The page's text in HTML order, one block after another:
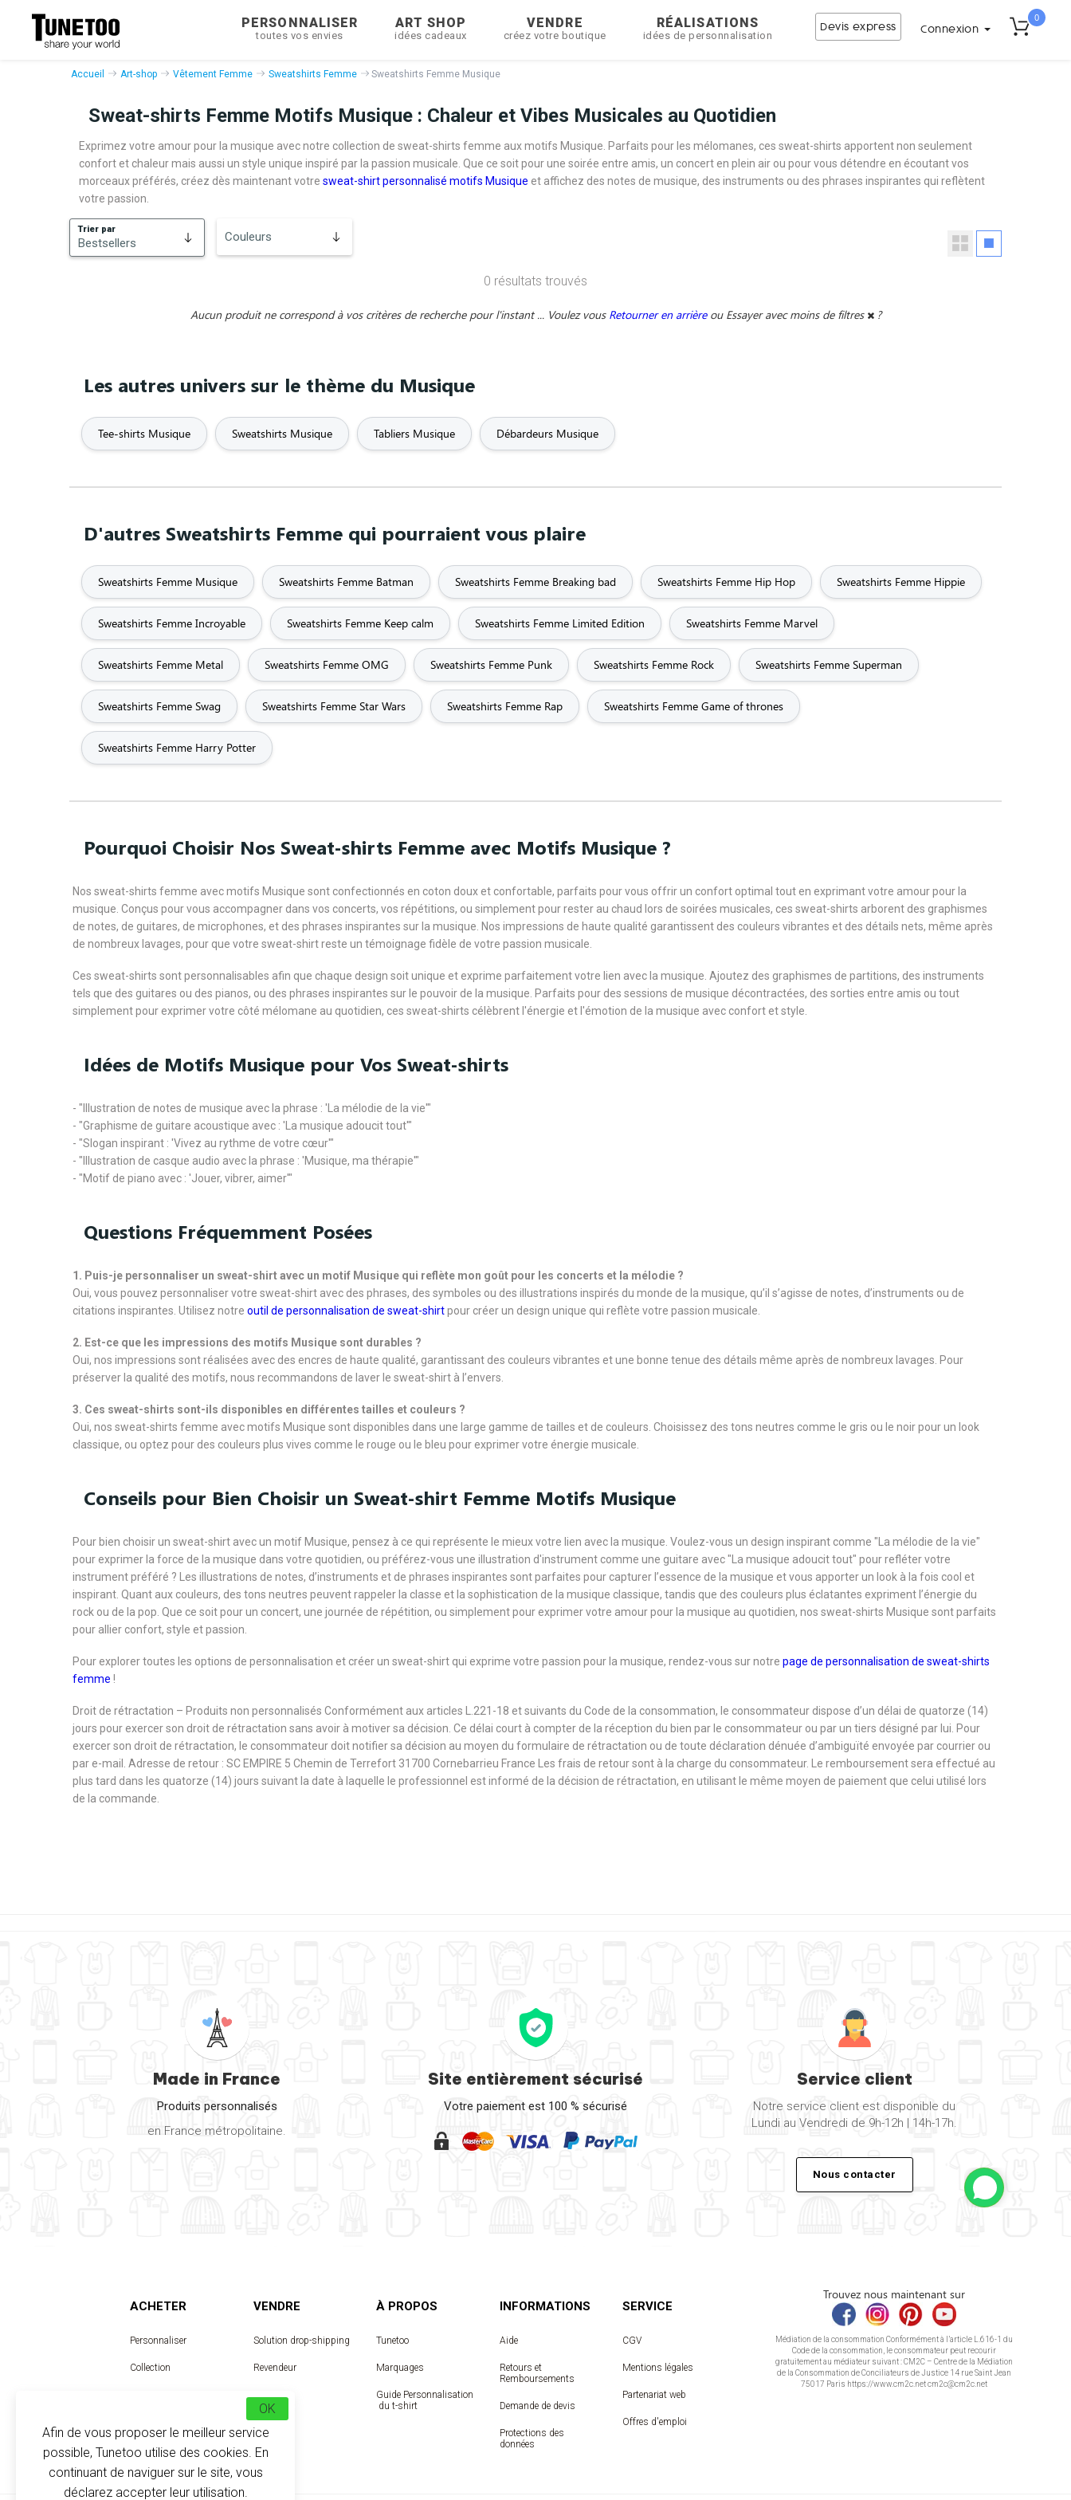
PERSONNALISER
toutes vos envies
ART SHOP
idées cadeaux
VENDRE
créez votre boutique
RÉALISATIONS
idées de personnalisation
Devis express Connexion
0
Accueil Art-shop Vêtement Femme Sweatshirts Femme Sweatshirts Femme Musique
Sweat-shirts Femme Motifs Musique : Chaleur et Vibes Musicales au Quotidien
Exprimez votre amour pour la musique avec notre collection de sweat-shirts femme aux motifs Musique. Parfaits pour les mélomanes, ces sweat-shirts apportent non seulement
confort et chaleur mais aussi un style unique inspiré par la passion musicale. Que ce soit pour une soirée entre amis, un concert en plein air ou pour vous détendre en écoutant vos
morceaux préférés, créez dès maintenant votre sweat-shirt personnalisé motifs Musique et affichez des notes de musique, des instruments ou des phrases inspirantes qui reflètent
votre passion.
Trier par
Bestsellers Couleurs
0 résultats trouvés
Aucun produit ne correspond à vos critères de recherche pour l'instant ... Voulez vous Retourner en arrière ou Essayer avec moins de filtres ?
Les autres univers sur le thème du Musique
Tee-shirts Musique Sweatshirts Musique Tabliers Musique Débardeurs Musique
D'autres Sweatshirts Femme qui pourraient vous plaire
Sweatshirts Femme Musique Sweatshirts Femme Batman Sweatshirts Femme Breaking bad Sweatshirts Femme Hip Hop Sweatshirts Femme Hippie
Sweatshirts Femme Incroyable Sweatshirts Femme Keep calm Sweatshirts Femme Limited Edition Sweatshirts Femme Marvel
Sweatshirts Femme Metal Sweatshirts Femme OMG Sweatshirts Femme Punk Sweatshirts Femme Rock Sweatshirts Femme Superman
Sweatshirts Femme Swag Sweatshirts Femme Star Wars Sweatshirts Femme Rap Sweatshirts Femme Game of thrones
Sweatshirts Femme Harry Potter
Pourquoi Choisir Nos Sweat-shirts Femme avec Motifs Musique ?
Nos sweat-shirts femme avec motifs Musique sont confectionnés en coton doux et confortable, parfaits pour vous offrir un confort optimal tout en exprimant votre amour pour la
musique. Conçus pour vous accompagner dans vos concerts, vos répétitions, ou simplement pour rester au chaud lors de soirées musicales, ces sweat-shirts arborent des graphismes
de notes, de guitares, de microphones, et des phrases inspirantes sur la musique. Nos impressions de haute qualité garantissent des couleurs vibrantes et des détails nets, même après
de nombreux lavages, pour que votre sweat-shirt reste un témoignage fidèle de votre passion musicale.
Ces sweat-shirts sont personnalisables afin que chaque design soit unique et exprime parfaitement votre lien avec la musique. Ajoutez des graphismes de partitions, des instruments
tels que des guitares ou des pianos, ou des phrases inspirantes sur le pouvoir de la musique. Parfaits pour des sessions de musique décontractées, des sorties entre amis ou tout
simplement pour exprimer votre côté mélomane au quotidien, ces sweat-shirts célèbrent l'énergie et l'émotion de la musique avec confort et style.
Idées de Motifs Musique pour Vos Sweat-shirts
- "Illustration de notes de musique avec la phrase : 'La mélodie de la vie'"
- "Graphisme de guitare acoustique avec : 'La musique adoucit tout'"
- "Slogan inspirant : 'Vivez au rythme de votre cœur'"
- "Illustration de casque audio avec la phrase : 'Musique, ma thérapie'"
- "Motif de piano avec : 'Jouer, vibrer, aimer'"
Questions Fréquemment Posées
1. Puis-je personnaliser un sweat-shirt avec un motif Musique qui reflète mon goût pour les concerts et la mélodie ?
Oui, vous pouvez personnaliser votre sweat-shirt avec des phrases, des symboles ou des illustrations inspirés du monde de la musique, qu’il s’agisse de notes, d’instruments ou de
citations inspirantes. Utilisez notre outil de personnalisation de sweat-shirtpour créer un design unique qui reflète votre passion musicale.
2. Est-ce que les impressions des motifs Musique sont durables ?
Oui, nos impressions sont réalisées avec des encres de haute qualité, garantissant des couleurs vibrantes et une bonne tenue des détails même après de nombreux lavages. Pour
préserver la qualité des motifs, nous recommandons de laver le sweat-shirt à l’envers.
3. Ces sweat-shirts sont-ils disponibles en différentes tailles et couleurs ?
Oui, nos sweat-shirts femme avec motifs Musique sont disponibles dans une large gamme de tailles et de couleurs. Choisissez des tons neutres comme le gris ou le noir pour un look
classique, ou optez pour des couleurs plus vives comme le rouge ou le bleu pour exprimer votre énergie musicale.
Conseils pour Bien Choisir un Sweat-shirt Femme Motifs Musique
Pour bien choisir un sweat-shirt avec un motif Musique, pensez à ce qui représente le mieux votre lien avec la musique. Voulez-vous un design inspirant comme "La mélodie de la vie"
pour exprimer la force de la musique dans votre quotidien, ou préférez-vous une illustration d'instrument comme une guitare avec "La musique adoucit tout" pour refléter votre
instrument préféré ? Les illustrations de notes, d’instruments et de phrases inspirantes sont parfaites pour capturer l’essence de la musique et vous apporter un look à la fois cool et
inspirant. Quant aux couleurs, des tons neutres peuvent rappeler la classe et la sophistication de la musique classique, tandis que des couleurs plus éclatantes expriment l’énergie du
rock ou de la pop. Que ce soit pour un concert, une journée de répétition, ou simplement pour exprimer votre amour pour la musique au quotidien, nos sweat-shirts Musique sont parfaits
pour allier confort, style et passion.
Pour explorer toutes les options de personnalisation et créer un sweat-shirt qui exprime votre passion pour la musique, rendez-vous sur notre page de personnalisation de sweat-shirts
femme !
Droit de rétractation – Produits non personnalisés Conformément aux articles L.221-18 et suivants du Code de la consommation, le consommateur dispose d’un délai de quatorze (14)
jours pour exercer son droit de rétractation sans avoir à motiver sa décision. Ce délai court à compter de la réception du bien par le consommateur ou par un tiers désigné par lui. Pour
exercer son droit de rétractation, le consommateur doit notifier sa décision au moyen du formulaire de rétractation ou de toute déclaration dénuée d’ambiguïté envoyée par courrier ou
par e-mail. Adresse de retour : SC EMPIRE 5 Chemin de Terrefort 31700 Cornebarrieu France Les frais de retour sont à la charge du consommateur. Le remboursement sera effectué au
plus tard dans les quatorze (14) jours suivant la date à laquelle le professionnel est informé de la décision de rétractation, en utilisant le même moyen de paiement que celui utilisé lors
de la commande.
Made in France
Produits personnalisés
en France métropolitaine.
Site entièrement sécurisé
Votre paiement est 100 % sécurisé
Service client
Notre service client est disponible du
Lundi au Vendredi de 9h-12h | 14h-17h.
Nous contacter
ACHETER
Personnaliser
Collection
VENDRE
Solution drop-shipping
Revendeur
Designer
À PROPOS
Tunetoo
Marquages
Guide Personnalisation
du t-shirt
INFORMATIONS
Aide
Retours et
Remboursements
Demande de devis
Protections des
données
SERVICE
CGV
Mentions légales
Partenariat web
Offres d'emploi
Trouvez nous maintenant sur
Médiation de la consommation Conformément à l’article L.616-1 du
Code de la consommation, le consommateur peut recourir
gratuitement au médiateur suivant : CM2C – Centre de la Médiation
de la Consommation de Conciliateurs de Justice 14 rue Saint Jean
75017 Paris https://www.cm2c.net cm2c@cm2c.net
Afin de vous proposer le meilleur service
possible, Tunetoo utilise des cookies. En
continuant de naviguer sur le site, vous
déclarez accepter leur utilisation.
OK